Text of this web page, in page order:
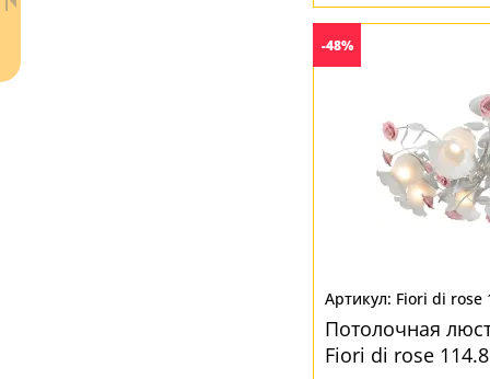
- бесплатная доставка
-48%
Fiori di rose
Потолочная
Fiori di rose 114.8